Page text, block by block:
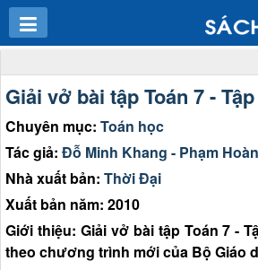
Giải vở bài tập Toán 7 - Tập
Chuyên mục: Toán học
Tác giả: Đỗ Minh Khang - Phạm
Nhà xuất bản: Thời Đại
Xuất bản năm: 2010
Giới thiệu: Giải vở bài tập Toán 7 -
theo chương trình mới của Bộ Giáo